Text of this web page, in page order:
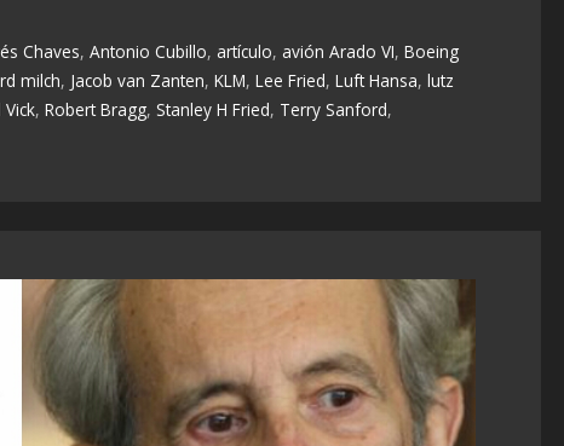
Chaves, Antonio Cubillo, artículo, avión Arado VI, Boeing
milch, Jacob van Zanten, KLM, Lee Fried, Luft Hansa, lutz
Vick, Robert Bragg, Stanley H Fried, Terry Sanford,